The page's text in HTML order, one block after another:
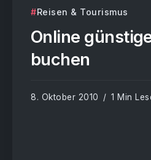
Reisen & Tourismus
Online
buchen
8. Oktober 2010 1 Min